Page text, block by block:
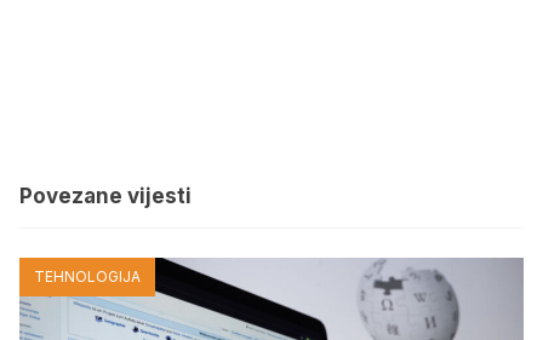
Povezane vijesti
TEHNOLOGIJA